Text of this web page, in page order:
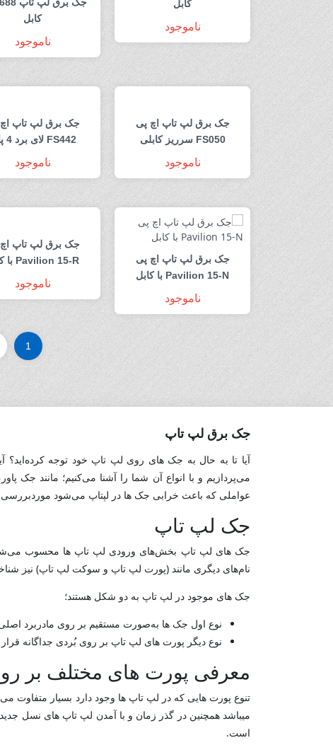
کابل
ناموجود
کابل
ناموجود
جک برق لپ تاپ اچ پی
FS050 سرریز کابلی
ناموجود
جک برق لپ تاپ
FS442 لای برد 4 پایه
ناموجود
جک برق لپ تاپ اچ پی
Pavilion 15-N با کابل
ناموجود
جک برق لپ تاپ
Pavilion 15-R با کابل
ناموجود
1
جک برق لپ تاپ
آیا تا به حال به جک های روی لپ تاپ خود توجه کرده‌اید؟
عواملی که باعث خرابی جک ها در لپتاپ می‌شود موردبررسی
جک لپ تاپ
جک های لپ تاپ بخش‌های ورودی لپ تاپ ها محسوب
نام‌های دیگری مانند (پورت لپ تاپ و سوکت لپ تاپ) نیز
جک های موجود در لپ تاپ به دو شکل هستند؛
نوع اول جک ها به‌صورت مستقیم بر روی مادربرد
نوع دیگر پورت های لپ تاپ بر روی بُردی جداگانه قرار
معرفی پورت های مختلف بر
است.